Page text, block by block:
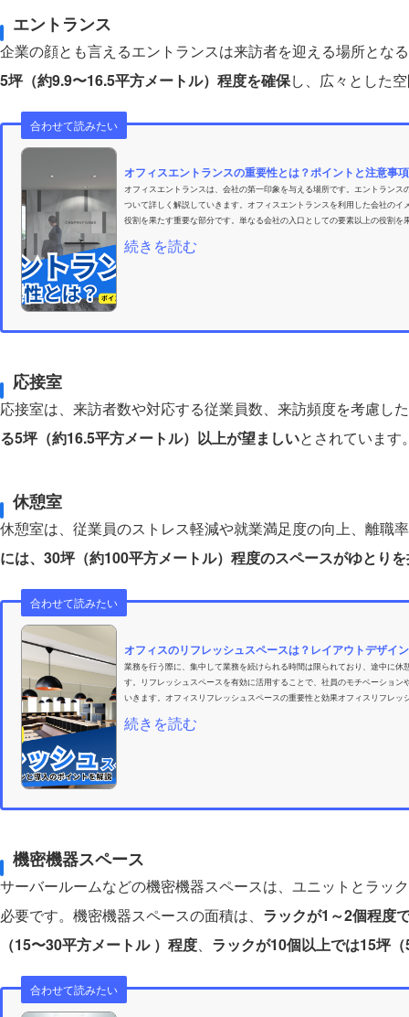
エントランス
企業の顔とも言えるエントランスは来訪者を迎える場所とな
5坪（約9.9〜16.5平方メートル）程度を確保し、広々とした
合わせて読みたい
オフィスエントランスの重要性とは？ポイントと注意事
オフィスエントランスは、会社の第一印象を与える場所です。エントラン
ついて詳しく解説していきます。オフィスエントランスを利用した会社の
役割を果たす重要な部分です。単なる会社の入口としての要素以上の役割
続きを読む
応接室
応接室は、来訪者数や対応する従業員数、来訪頻度を考慮し
る5坪（約16.5平方メートル）以上が望ましいとされています
休憩室
休憩室は、従業員のストレス軽減や就業満足度の向上、離職
には、30坪（約100平方メートル）程度のスペースがゆとり
合わせて読みたい
オフィスのリフレッシュスペースは？レイアウトデザイ
業務を行う際に、集中して業務を続けられる時間は限られており、途中に
す。リフレッシュスペースを有効に活用することで、社員のモチベーショ
いきます。オフィスリフレッシュスペースの重要性と効果オフィスリフレ
続きを読む
機密機器スペース
サーバールームなどの機密機器スペースは、ユニットとラッ
必要です。機密機器スペースの面積は、 ラックが1～2個程度
（15〜30平方メートル ）程度、 ラックが10個以上では15坪
合わせて読みたい